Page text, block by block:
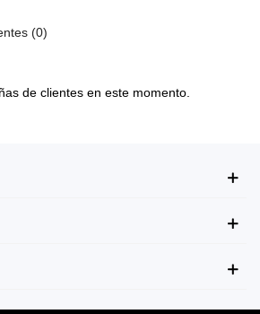
(0)
de clientes en este momento.